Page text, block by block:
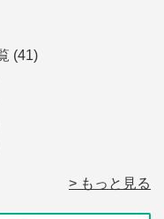
(41)
> もっと見る